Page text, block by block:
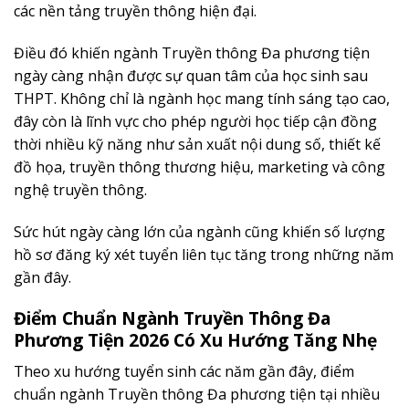
các nền tảng truyền thông hiện đại.
Điều đó khiến ngành Truyền thông Đa phương tiện
ngày càng nhận được sự quan tâm của học sinh sau
THPT. Không chỉ là ngành học mang tính sáng tạo cao,
đây còn là lĩnh vực cho phép người học tiếp cận đồng
thời nhiều kỹ năng như sản xuất nội dung số, thiết kế
đồ họa, truyền thông thương hiệu, marketing và công
nghệ truyền thông.
Sức hút ngày càng lớn của ngành cũng khiến số lượng
hồ sơ đăng ký xét tuyển liên tục tăng trong những năm
gần đây.
Điểm Chuẩn Ngành Truyền Thông Đa
Phương Tiện 2026 Có Xu Hướng Tăng Nhẹ
Theo xu hướng tuyển sinh các năm gần đây, điểm
chuẩn ngành Truyền thông Đa phương tiện tại nhiều